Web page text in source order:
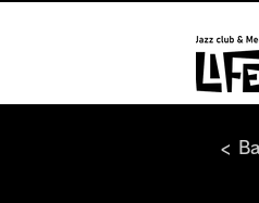
<